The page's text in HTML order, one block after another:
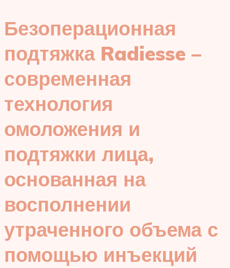
Безоперационная
подтяжка Radiesse –
современная
технология
омоложения и
подтяжки лица,
основанная на
восполнении
утраченного объема с
помощью инъекций